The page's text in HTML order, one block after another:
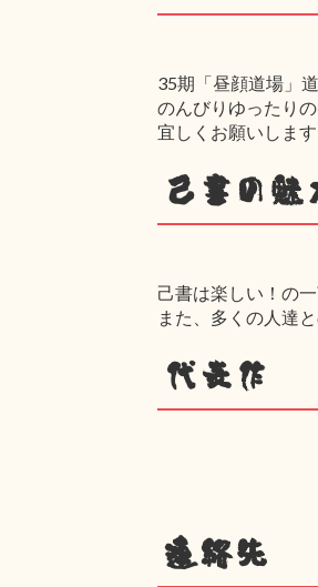
35期「昼顔道場」
のんびりゆったり
宜しくお願いします
己書の魅
己書は楽しい！の一
また、多くの人達
代表作
連絡先